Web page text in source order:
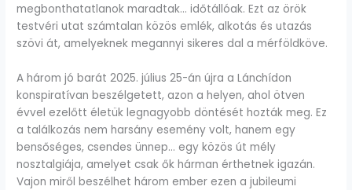
megbonthatatlanok maradtak… időtállóak. Ezt az örök
testvéri utat számtalan közös emlék, alkotás és utazás
szövi át, amelyeknek megannyi sikeres dal a mérföldköve.
A három jó barát 2025. július 25-án újra a Lánchídon
konspiratívan beszélgetett, azon a helyen, ahol ötven
évvel ezelőtt életük legnagyobb döntését hozták meg. Ez
a találkozás nem harsány esemény volt, hanem egy
bensőséges, csendes ünnep… egy közös út mély
nosztalgiája, amelyet csak ők hárman érthetnek igazán.
Vajon miről beszélhet három ember ezen a jubileumi